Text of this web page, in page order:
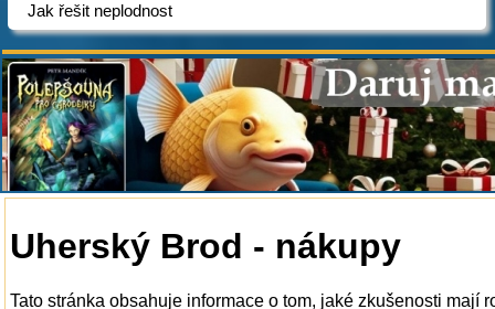
Jak řešit neplodnost
Uherský Brod - nákupy
Tato stránka obsahuje informace o tom, jaké zkušenosti mají